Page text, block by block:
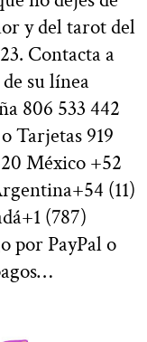
y del tarot del
Contacta a
su línea
806 533 442
Tarjetas 919
México +52
(11)
(787)
por PayPal o